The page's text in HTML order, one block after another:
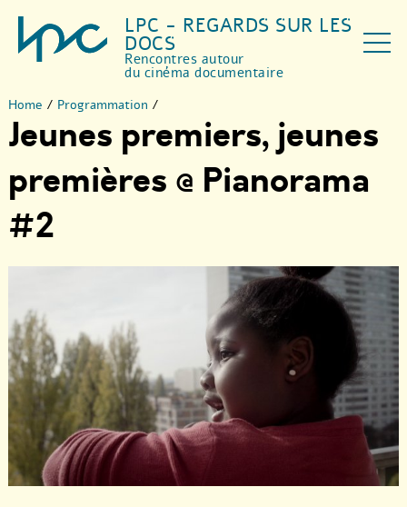
LPC - REGARDS SUR LES
DOCS
Rencontres autour
du cinéma documentaire
Home / Programmation /
Jeunes premiers, jeunes
premières @ Pianorama
#2